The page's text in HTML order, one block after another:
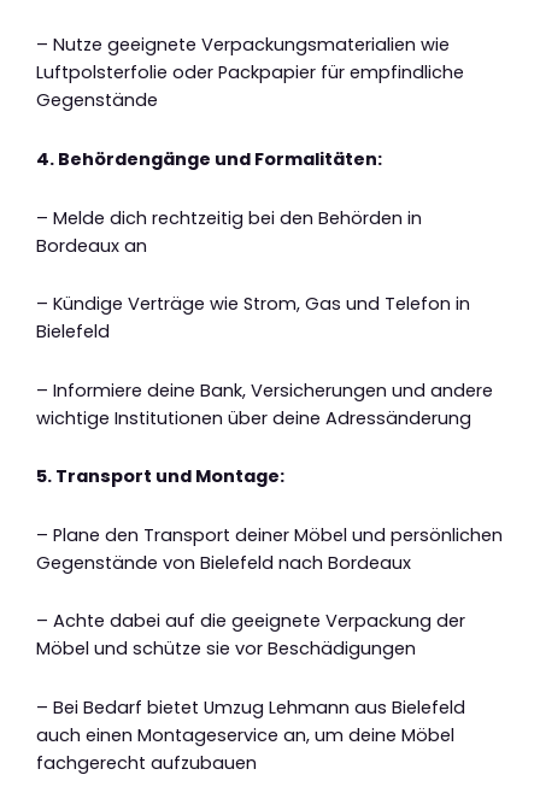
– Nutze geeignete Verpackungsmaterialien wie
Luftpolsterfolie oder Packpapier für empfindliche
Gegenstände
4. Behördengänge und Formalitäten:
– Melde dich rechtzeitig bei den Behörden in
Bordeaux an
– Kündige Verträge wie Strom, Gas und Telefon in
Bielefeld
– Informiere deine Bank, Versicherungen und andere
wichtige Institutionen über deine Adressänderung
5. Transport und Montage:
– Plane den Transport deiner Möbel und persönlichen
Gegenstände von Bielefeld nach Bordeaux
– Achte dabei auf die geeignete Verpackung der
Möbel und schütze sie vor Beschädigungen
– Bei Bedarf bietet Umzug Lehmann aus Bielefeld
auch einen Montageservice an, um deine Möbel
fachgerecht aufzubauen